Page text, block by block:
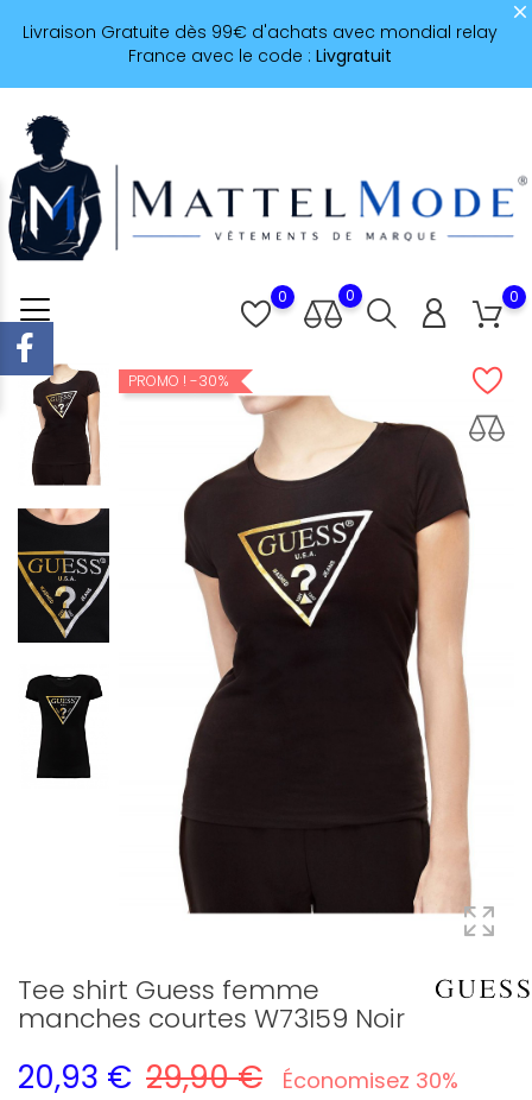
Livraison Gratuite dès 99€ d'achats avec mondial relay
France avec le code : Livgratuit
0
0
0
PROMO ! -30%
Tee shirt Guess femme
manches courtes W73I59 Noir
20,93 € 29,90 € Économisez 30%